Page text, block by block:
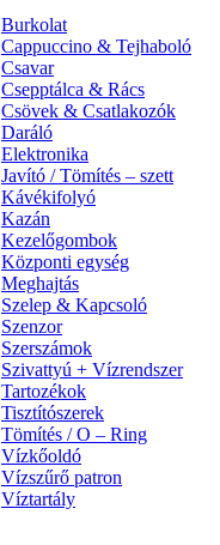
Burkolat
Cappuccino & Tejhaboló
Csavar
Csepptálca & Rács
Csövek & Csatlakozók
Daráló
Elektronika
Javító / Tömítés – szett
Kávékifolyó
Kazán
Kezelőgombok
Központi egység
Meghajtás
Szelep & Kapcsoló
Szenzor
Szerszámok
Szivattyú + Vízrendszer
Tartozékok
Tisztítószerek
Tömítés / O – Ring
Vízkőoldó
Vízszűrő patron
Víztartály